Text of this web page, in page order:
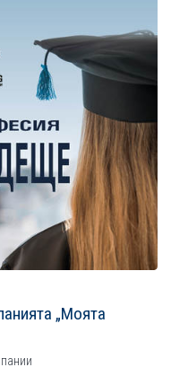
„Моята